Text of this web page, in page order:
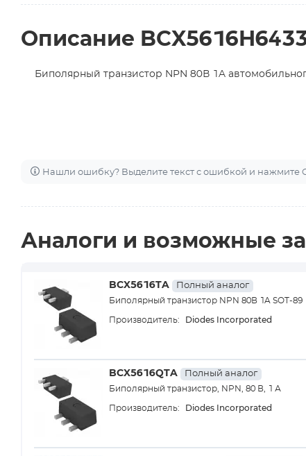
Описание
Биполярный транзистор NPN 80В 1A
Нашли ошибку? Выделите текст с ошибкой и нажмите
Аналоги и возможные
BCX5616TA Полный аналог
Биполярный транзистор NPN 80В 1A SOT-89
Производитель: Diodes Incorporated
BCX5616QTA Полный аналог
Биполярный транзистор, NPN, 80 В, 1 А
Производитель: Diodes Incorporated